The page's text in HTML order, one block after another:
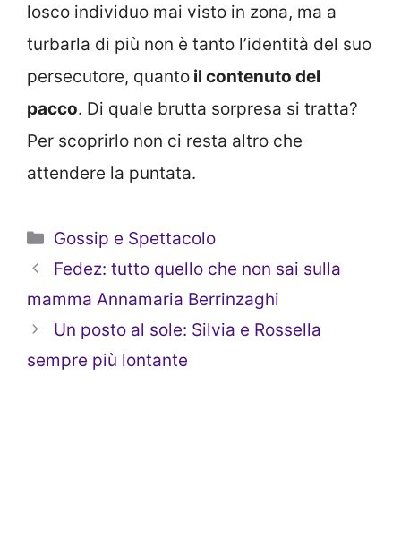
losco individuo mai visto in zona, ma a
turbarla di più non è tanto l’identità del suo
persecutore, quanto il contenuto del
pacco. Di quale brutta sorpresa si tratta?
Per scoprirlo non ci resta altro che
attendere la puntata.
Categorie
Gossip e Spettacolo
Fedez: tutto quello che non sai sulla
mamma Annamaria Berrinzaghi
Un posto al sole: Silvia e Rossella
sempre più lontante